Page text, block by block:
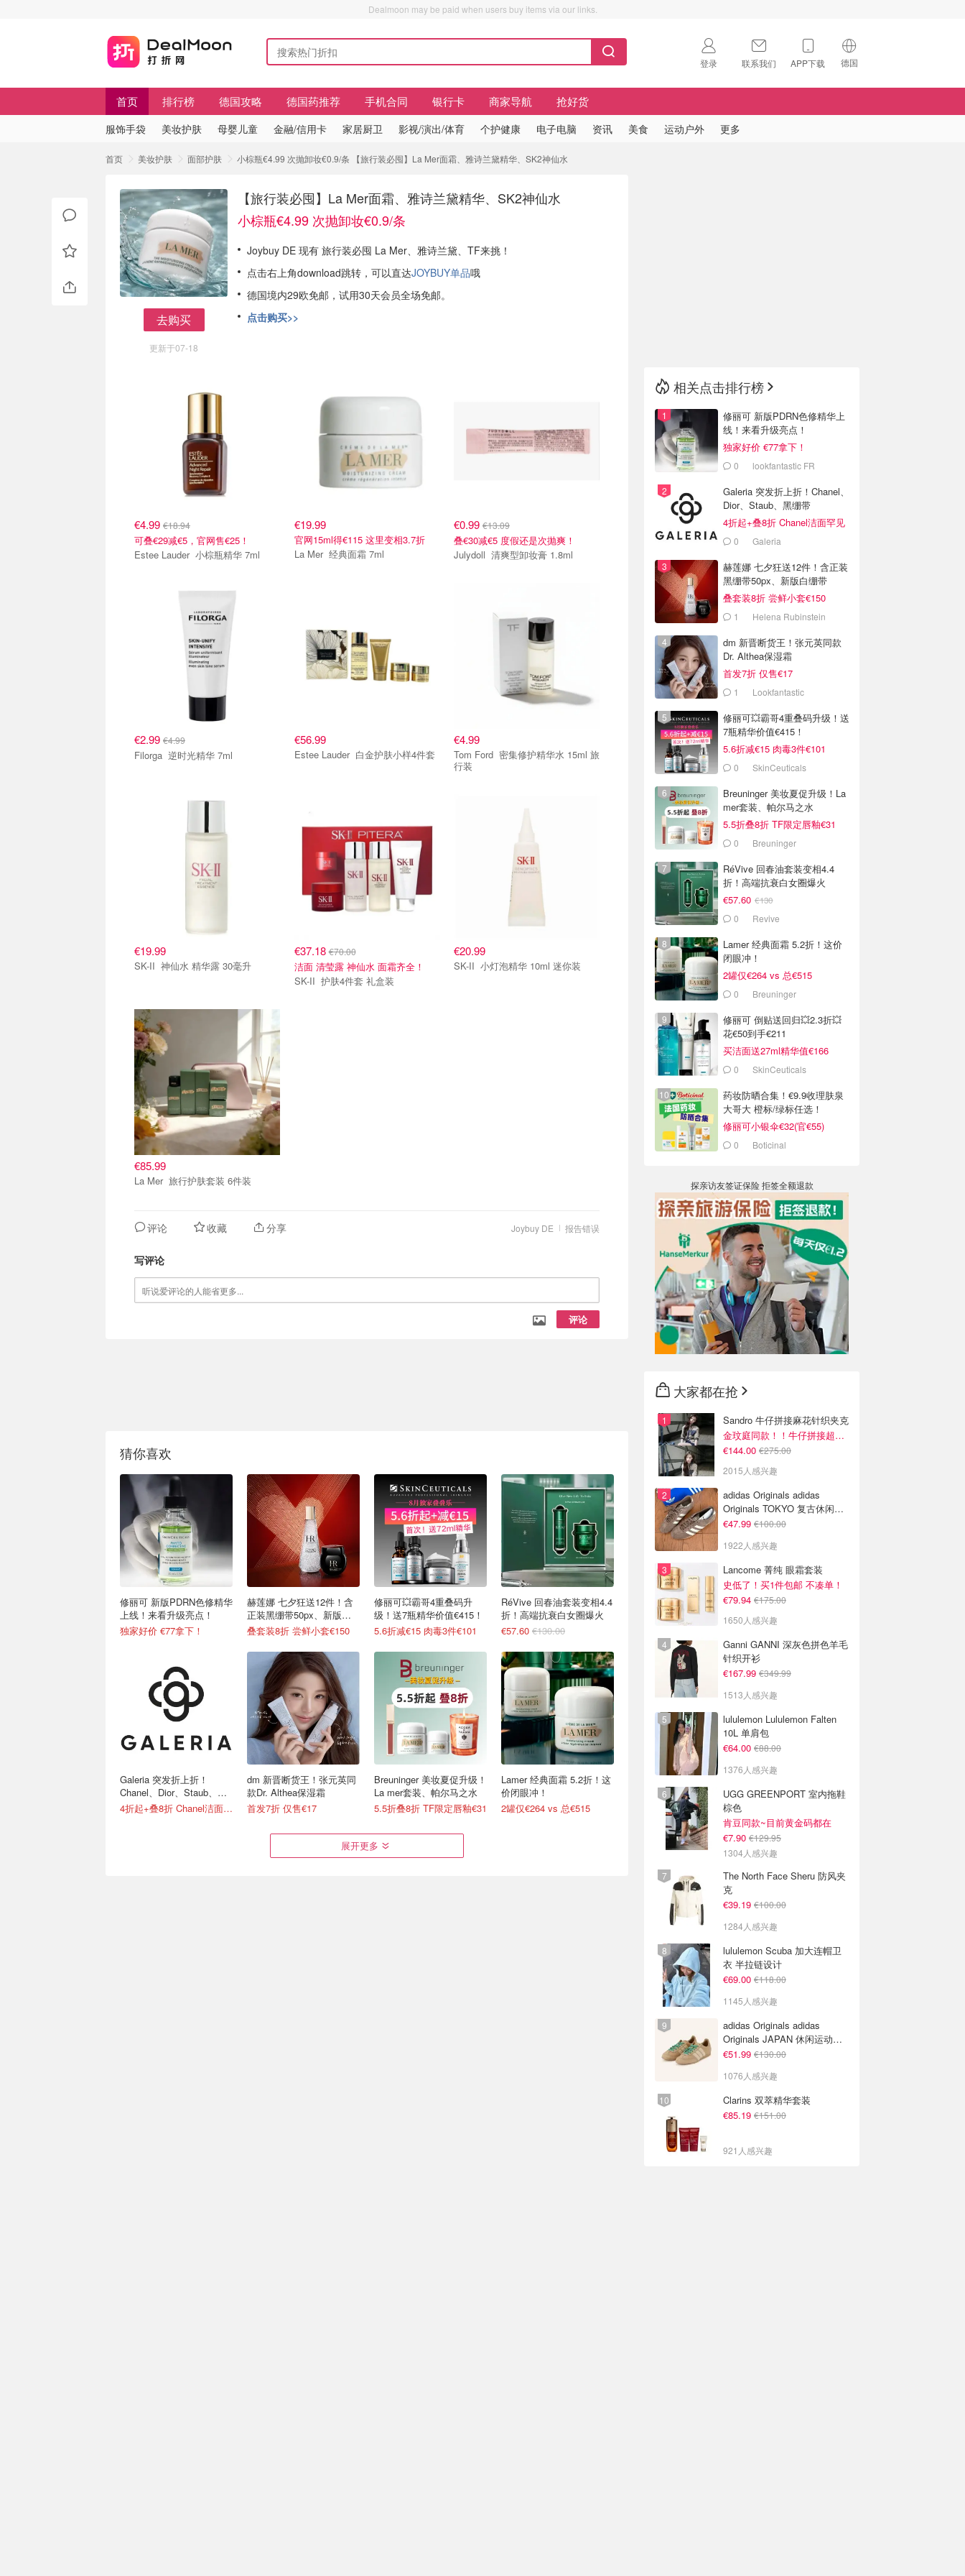
Dealmoon may be paid when users buy items via our links.
登录 联系我们 APP下载 德国
🇺🇸
首页 排行榜 德国攻略 德国药推荐 手机合同 银行卡 商家导航 抢好货
服饰手袋 美妆护肤 母婴儿童 金融/信用卡 家居厨卫 影视/演出/体育 个护健康 电子电脑 资讯 美食 运动户外 更多
首页 美妆护肤 面部护肤 小棕瓶€4.99 次抛卸妆€0.9/条 【旅行装必囤】La Mer面霜、雅诗兰黛精华、SK2神仙水
去购买
更新于07-18
【旅行装必囤】La Mer面霜、雅诗兰黛精华、SK2神仙水
小棕瓶€4.99 次抛卸妆€0.9/条
Joybuy DE 现有 旅行装必囤 La Mer、雅诗兰黛、TF来挑！
点击右上角download跳转，可以直达JOYBUY单品哦
德国境内29欧免邮，试用30天会员全场免邮。
点击购买>>
€4.99 €18.94
可叠€29减€5，官网售€25！
Estee Lauder 小棕瓶精华 7ml
€19.99
官网15ml得€115 这里变相3.7折
La Mer 经典面霜 7ml
€0.99 €13.09
叠€30减€5 度假还是次抛爽！
Julydoll 清爽型卸妆膏 1.8ml
€2.99 €4.99
Filorga 逆时光精华 7ml
€56.99
Estee Lauder 白金护肤小样4件套
€4.99
Tom Ford 密集修护精华水 15ml 旅
行装
€19.99
SK-II 神仙水 精华露 30毫升
€37.18€70.00
洁面 清莹露 神仙水 面霜齐全！
SK-II 护肤4件套 礼盒装
€20.99
SK-II 小灯泡精华 10ml 迷你装
€85.99
La Mer 旅行护肤套装 6件装
报告错误
Joybuy DE
评论 收藏 分享
写评论
评论
猜你喜欢
修丽可 新版PDRN色修精华
上线！来看升级亮点！
独家好价 €77拿下！
Galeria 突发折上折！
Chanel、Dior、Staub、黑
绷带
4折起+叠8折 Chanel洁面罕见€43
赫莲娜 七夕狂送12件！含
正装黑绷带50px、新版白
绷带
叠套装8折 尝鲜小套€150
dm 新晋断货王！张元英同
款Dr. Althea保湿霜
首发7折 仅售€17
修丽可💥霸哥4重叠码升
级！送7瓶精华价值€415！
5.6折减€15 肉毒3件€101
Breuninger 美妆夏促升级！
La mer套装、帕尔马之水
5.5折叠8折 TF限定唇釉€31
RéVive 回春油套装变相4.4
折！高端抗衰白女圈爆火
€57.60 €130.00
Lamer 经典面霜 5.2折！这
价闭眼冲！
2罐仅€264 vs 总€515
展开更多
相关点击排行榜
修丽可 新版PDRN色修精华上
线！来看升级亮点！
独家好价 €77拿下！
0 lookfantastic FR
Galeria 突发折上折！Chanel、
Dior、Staub、黑绷带
4折起+叠8折 Chanel洁面罕见
€430 Galeria
赫莲娜 七夕狂送12件！含正装
黑绷带50px、新版白绷带
叠套装8折 尝鲜小套€150
1 Helena Rubinstein
dm 新晋断货王！张元英同款
Dr. Althea保湿霜
首发7折 仅售€17
1 Lookfantastic
修丽可💥霸哥4重叠码升级！送
7瓶精华价值€415！
5.6折减€15 肉毒3件€101
0 SkinCeuticals
Breuninger 美妆夏促升级！La
mer套装、帕尔马之水
5.5折叠8折 TF限定唇釉€31
0 Breuninger
RéVive 回春油套装变相4.4
折！高端抗衰白女圈爆火
€57.60 €130
0 Revive
Lamer 经典面霜 5.2折！这价
闭眼冲！
2罐仅€264 vs 总€515
0 Breuninger
修丽可 倒贴送回归💥2.3折💥
花€50到手€211
买洁面送27ml精华值€166
0 SkinCeuticals
药妆防晒合集！€9.9收理肤泉
大哥大 橙标/绿标任选！
修丽可小银伞€32(官€55)
0 Boticinal
探亲访友签证保险 拒签全额退款
大家都在抢
Sandro 牛仔拼接麻花针织夹克
金玟庭同款！！牛仔拼接超有层次感
€144.00 €275.00
2015人感兴趣
adidas Originals adidas
Originals TOKYO 复古休闲鞋
深棕色
€47.99 €100.00
1922人感兴趣
Lancome 菁纯 眼霜套装
史低了！买1件包邮 不凑单！
€79.94 €175.00
1650人感兴趣
Ganni GANNI 深灰色拼色羊毛
针织开衫
€167.99 €349.99
1513人感兴趣
lululemon Lululemon Falten
10L 单肩包
€64.00 €88.00
1376人感兴趣
UGG GREENPORT 室内拖鞋
棕色
肯豆同款~目前黄金码都在
€7.90 €129.95
1304人感兴趣
The North Face Sheru 防风夹
克
€39.19 €100.00
1284人感兴趣
lululemon Scuba 加大连帽卫
衣 半拉链设计
€69.00 €118.00
1145人感兴趣
adidas Originals adidas
Originals JAPAN 休闲运动鞋
米色
€51.99 €130.00
1076人感兴趣
Clarins 双萃精华套装
€85.19 €151.00
921人感兴趣